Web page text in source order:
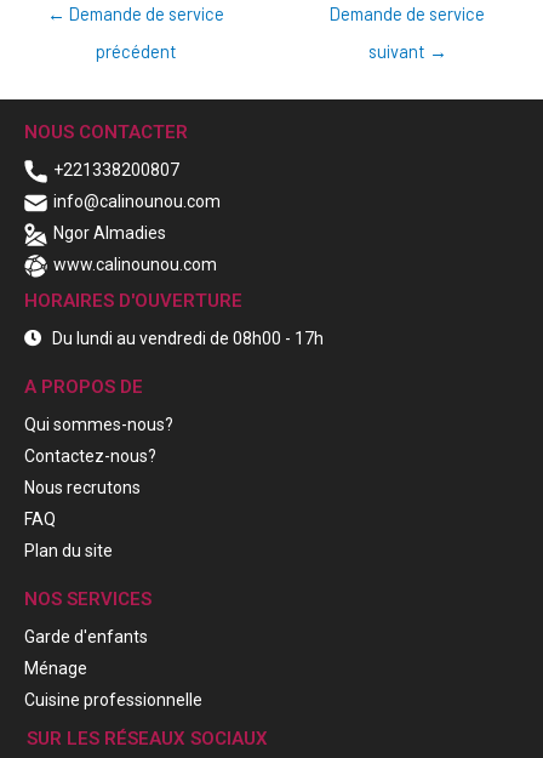
← Demande de service
précédent
Demande de service
suivant →
NOUS CONTACTER
+221338200807
info@calinounou.com
Ngor Almadies
www.calinounou.com
HORAIRES D'OUVERTURE
Du lundi au vendredi de 08h00 - 17h
A PROPOS DE
Qui sommes-nous?
Contactez-nous?
Nous recrutons
FAQ
Plan du site
NOS SERVICES
Garde d'enfants
Ménage
Cuisine professionnelle
SUR LES RÉSEAUX SOCIAUX